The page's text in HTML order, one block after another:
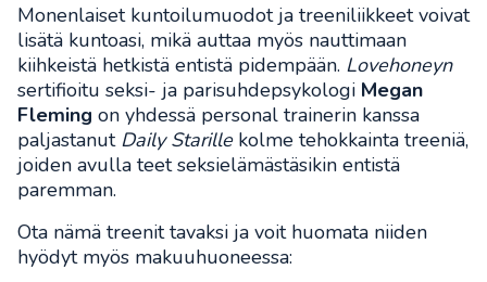
Monenlaiset kuntoilumuodot ja treeniliikkeet voivat
lisätä kuntoasi, mikä auttaa myös nauttimaan
kiihkeistä hetkistä entistä pidempään. Lovehoneyn
sertifioitu seksi- ja parisuhdepsykologi Megan
Fleming on yhdessä personal trainerin kanssa
paljastanut Daily Starillekolme tehokkainta treeniä,
joiden avulla teet seksielämästäsikin entistä
paremman.
Ota nämä treenit tavaksi ja voit huomata niiden
hyödyt myös makuuhuoneessa: